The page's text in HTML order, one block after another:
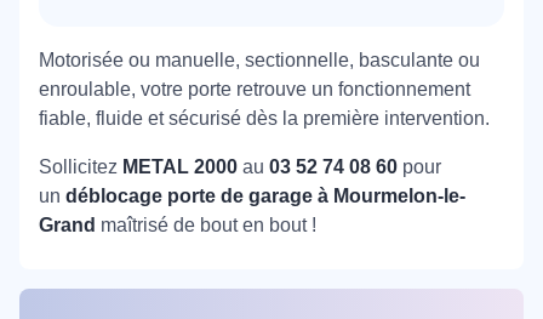
Motorisée ou manuelle, sectionnelle, basculante ou
enroulable, votre porte retrouve un fonctionnement
fiable, fluide et sécurisé dès la première intervention.
Sollicitez METAL 2000 au 03 52 74 08 60 pour
un déblocage porte de garage à Mourmelon-le-
Grand maîtrisé de bout en bout !